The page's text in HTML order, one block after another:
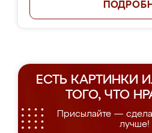
ЕСТЬ КАРТИНКИ
ТОГО, ЧТО
Присылайте —
лучше!